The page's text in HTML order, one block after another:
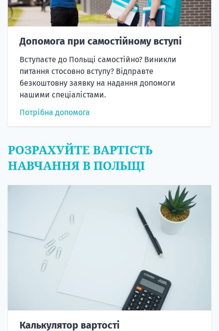
Допомога при самостійному вступі
Вступаєте до Польщі самостійно? Виникли
питання стосовно вступу? Відправте
безкоштовну заявку на надання допомоги
нашими спеціалістами.
Потрібна допомога
РОЗРАХУЙТЕ ВАРТІСТЬ
НАВЧАННЯ В ПОЛЬЩІ
Калькулятор вартості